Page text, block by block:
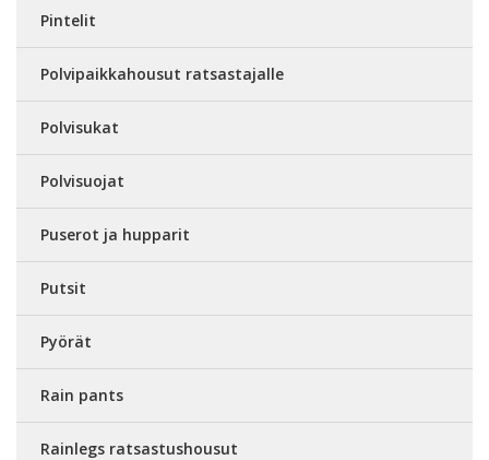
Pintelit
Polvipaikkahousut ratsastajalle
Polvisukat
Polvisuojat
Puserot ja hupparit
Putsit
Pyörät
Rain pants
Rainlegs ratsastushousut